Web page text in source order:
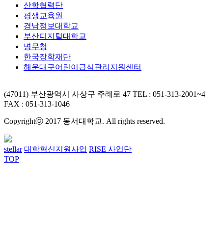
산학협력단
평생교육원
경남정보대학교
부산디지털대학교
병무청
한국장학재단
해운대구어린이급식관리지원센터
(47011) 부산광역시 사상구 주례로 47 TEL : 051-313-2001~4
FAX : 051-313-1046
Copyrightⓒ 2017 동서대학교. All rights reserved.
stellar 대학혁신지원사업 RISE 사업단
TOP